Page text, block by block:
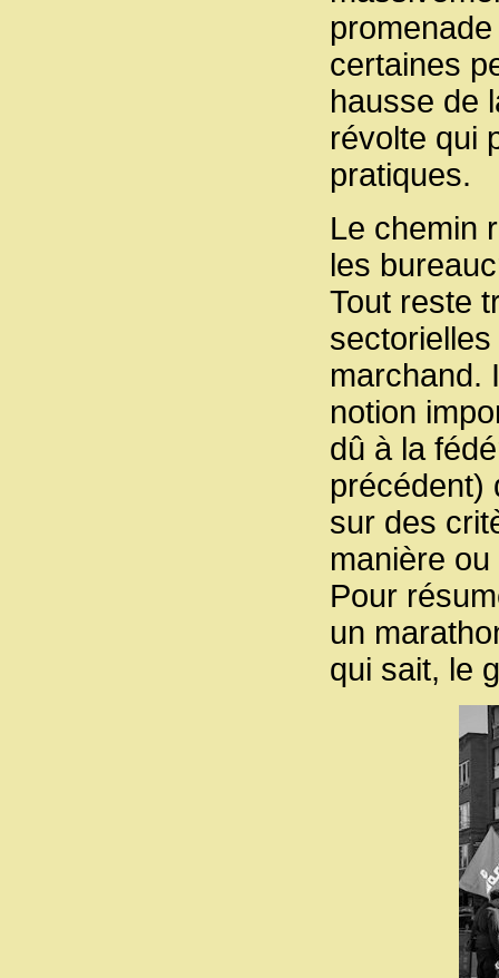
certaines
hausse de
révolte qui
pratiques.
Le chemin
les
Tout reste
marchand.
notion
dû à la
précédent)
sur des
manière
Pour
un
qui sait, le